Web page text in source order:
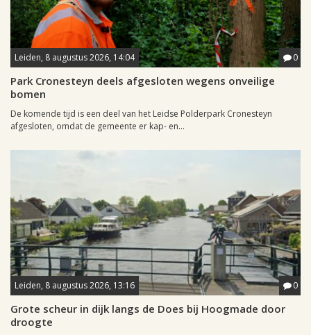
Leiden, 8 augustus 2026, 14:04 0
Park Cronesteyn deels afgesloten wegens onveilige
bomen
De komende tijd is een deel van het Leidse Polderpark Cronesteyn
afgesloten, omdat de gemeente er kap- en...
Leiden, 8 augustus 2026, 13:16 0
Grote scheur in dijk langs de Does bij Hoogmade door
droogte